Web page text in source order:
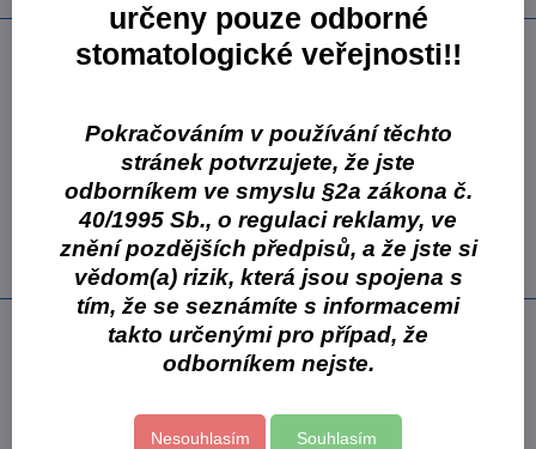
Varianty balení: 1 x předvrtávač Dentoclic
Více z kategorie
Spotřební materiál Endodoncie Itena
Kořenové nástroje Rotační kořenové nástroje
Následující produkt
Související zboží
určeny pouze odborné
stomatologické veřejnosti!!
Pokračováním v používání těchto
stránek potvrzujete, že jste
odborníkem ve smyslu §2a zákona č.
40/1995 Sb., o regulaci reklamy, ve
znění pozdějších předpisů, a že jste si
vědom(a) rizik, která jsou spojena s
tím, že se seznámíte s informacemi
takto určenými pro případ, že
odborníkem nejste.
Nesouhlasím Souhlasím